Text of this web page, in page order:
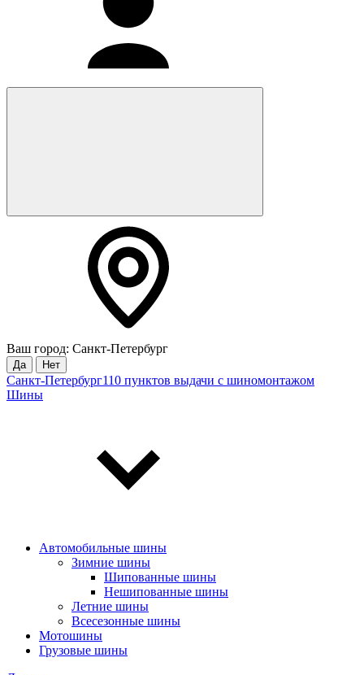
Ваш город: Санкт-Петербург
Да Нет
Санкт-Петербург110 пунктов выдачи с шиномонтажом
Шины
Автомобильные шины
Зимние шины
Шипованные шины
Нешипованные шины
Летние шины
Всесезонные шины
Мотошины
Грузовые шины